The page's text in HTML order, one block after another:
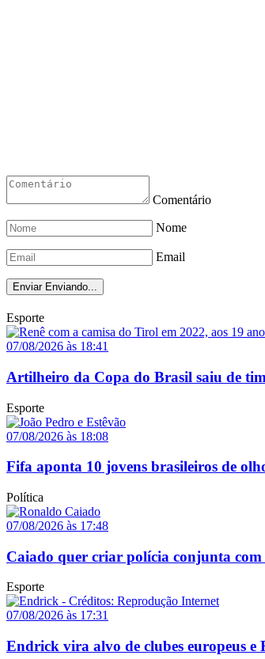
Comentário
Nome
Email
Enviar Enviando...
Esporte
07/08/2026 às 18:41
Artilheiro da Copa do Brasil saiu de
Esporte
07/08/2026 às 18:08
Fifa aponta 10 jovens brasileiros de
Política
07/08/2026 às 17:48
Caiado quer criar polícia conjunta com
Esporte
07/08/2026 às 17:31
Endrick vira alvo de clubes europeus